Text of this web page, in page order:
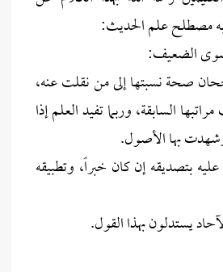
مصطلح علم الحديث:
سوى الضعيف:
صحة نسبتها إلى من نقلت عنه،
السابقة، وربما تفيد العلم إذا
بها الأصول.
بتصديقه إن كان خبراً، وتطبيقه
يستدلون بهذا القول.